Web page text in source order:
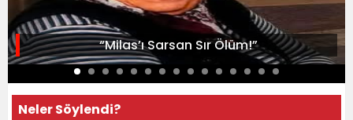
“Milas’ı Sarsan Sır Ölüm!”
Neler Söylendi?